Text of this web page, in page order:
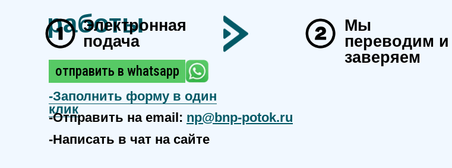
отправить в whatsapp
работы
Электронная
подача
Мы
переводим и
заверяем
-Заполнить форму в один
клик
-Отправить на email: np@bnp-potok.ru
-Написать в чат на сайте